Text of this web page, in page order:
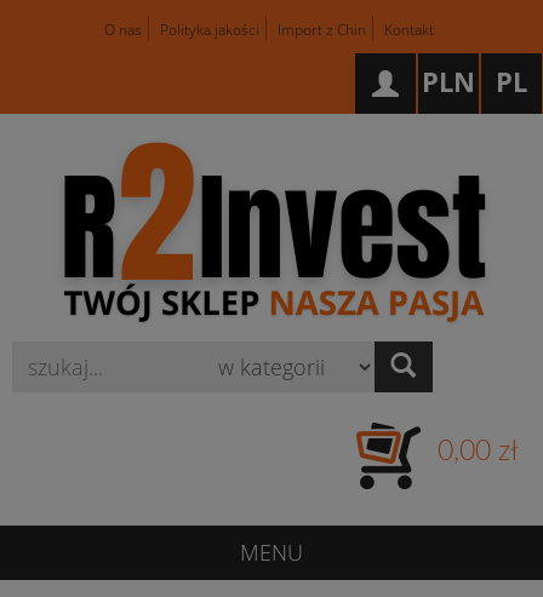
O nas Polityka jakości Import z Chin Kontakt
PL
PLN
0,00 zł
MENU